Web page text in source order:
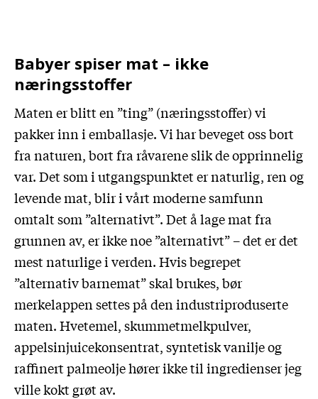
Babyer spiser mat – ikke
næringsstoffer
Maten er blitt en ”ting” (næringsstoffer) vi
pakker inn i emballasje. Vi har beveget oss bort
fra naturen, bort fra råvarene slik de opprinnelig
var. Det som i utgangspunktet er naturlig, ren og
levende mat, blir i vårt moderne samfunn
omtalt som ”alternativt”. Det å lage mat fra
grunnen av, er ikke noe ”alternativt” – det er det
mest naturlige i verden. Hvis begrepet
”alternativ barnemat” skal brukes, bør
merkelappen settes på den industriproduserte
maten. Hvetemel, skummetmelkpulver,
appelsinjuicekonsentrat, syntetisk vanilje og
raffinert palmeolje hører ikke til ingredienser jeg
ville kokt grøt av.